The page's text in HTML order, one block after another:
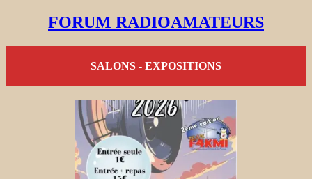
FORUM RADIOAMATEURS
SALONS - EXPOSITIONS